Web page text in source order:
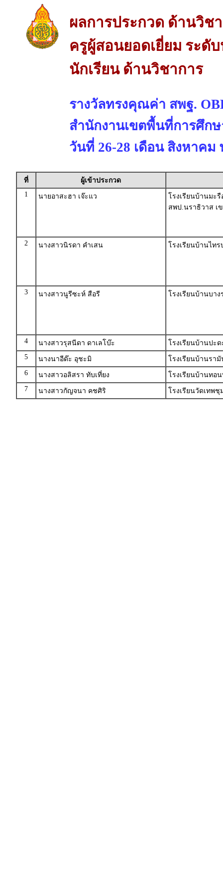
ผลการประกวด ด้านวิช
ครูผู้สอนยอดเยี่ยม ระดั
นักเรียน ด้านวิชาการ
รางวัลทรงคุณค่า สพฐ.
สำนักงานเขตพื้นที่การศึก
วันที่ 26-28 เดือน สิงหาคม
ที่
ผู้เข้าประกวด
1
นายอาสะฮา เจ๊ะแว
โรงเรียนบ้านมะ
สพป.นราธิวาส เ
2 นางสาวนิรดา คำเสน โรงเรียนบ้านไท
3 นางสาวนูรีซะห์ สือรี โรงเรียนบ้านบา
4 นางสาวรุสนีดา ดาเลโบ๊ะ
โรงเรียนบ้านปะ
5
นางนาอีด๊ะ อุชะมิ
โรงเรียนบ้านรา
6
นางสาวอลิสรา ทับเที่ยง
โรงเรียนบ้านทอ
7
นางสาวกัญจนา คชศิริ โรงเรียนวัดเทพ